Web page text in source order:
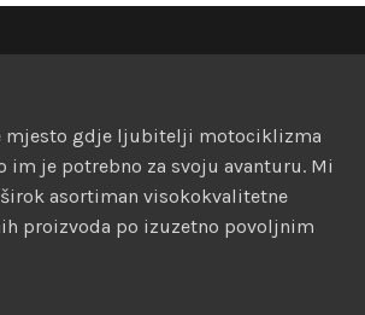
mjesto gdje ljubitelji motociklizma
im je potrebno za svoju avanturu. Mi
asortiman visokokvalitetne
proizvoda po izuzetno povoljnim